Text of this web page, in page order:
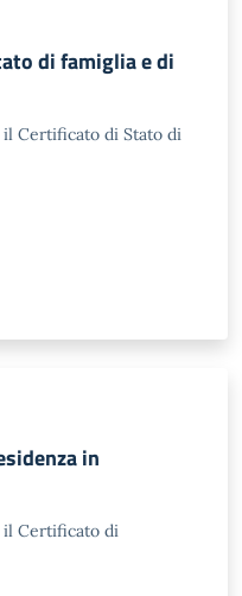
di famiglia e di
Certificato di Stato di
in
il Certificato di